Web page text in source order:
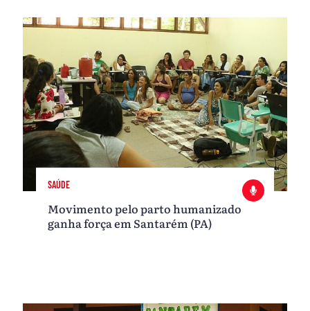
SAÚDE
Movimento pelo parto humanizado
ganha força em Santarém (PA)